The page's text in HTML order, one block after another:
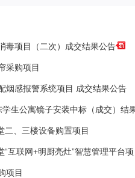
毒项目（二次）成交结果公告
采购项目
烟感报警系统项目 成交结果公告
生公寓镜子安装中标（成交）结
二、三楼设备购置项目
互联网+明厨亮灶”智慧管理平台
项目